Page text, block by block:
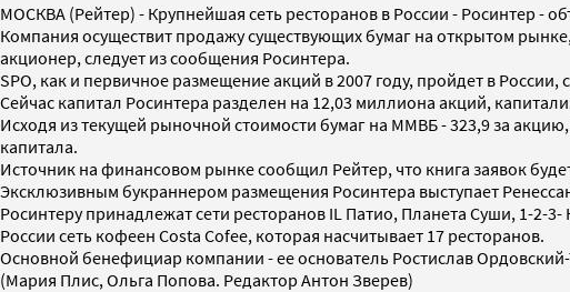
МОСКВА (Рейтер) - Крупнейшая сеть ресторанов в России - Росинтер -
Компания осуществит продажу существующих бумаг на открытом
акционер, следует из сообщения Росинтера.
SPO, как и первичное размещение акций в 2007 году, пройдет в
Сейчас капитал Росинтера разделен на 12,03 миллиона акций,
Исходя из текущей рыночной стоимости бумаг на ММВБ - 323,9 за
капитала.
Источник на финансовом рынке сообщил Рейтер, что книга заявок
Эксклюзивным букраннером размещения Росинтера выступает
Росинтеру принадлежат сети ресторанов IL Патио, Планета Суши, 1-2-
России сеть кофеен Costa Cofee, которая насчитывает 17 ресторанов.
Основной бенефициар компании - ее основатель Ростислав
(Мария Плис, Ольга Попова. Редактор Антон Зверев)